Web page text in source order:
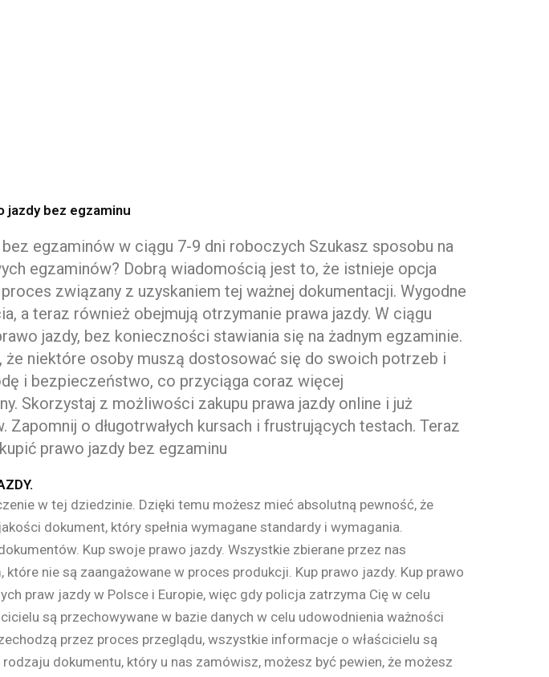
jazdy bez egzaminu
egzaminów w ciągu 7-9 dni roboczych Szukasz sposobu na
egzaminów? Dobrą wiadomością jest to, że istnieje opcja
związany z uzyskaniem tej ważnej dokumentacji. Wygodne
a teraz również obejmują otrzymanie prawa jazdy. W ciągu
jazdy, bez konieczności stawiania się na żadnym egzaminie.
że niektóre osoby muszą dostosować się do swoich potrzeb i
i bezpieczeństwo, co przyciąga coraz więcej
Skorzystaj z możliwości zakupu prawa jazdy online i już
o długotrwałych kursach i frustrujących testach. Teraz
prawo jazdy bez egzaminu
w tej dziedzinie. Dzięki temu możesz mieć absolutną pewność, że
dokument, który spełnia wymagane standardy i wymagania.
Kup swoje prawo jazdy. Wszystkie zbierane przez nas
nie są zaangażowane w proces produkcji. Kup prawo jazdy. Kup prawo
praw jazdy w Polsce i Europie, więc gdy policja zatrzyma Cię w celu
są przechowywane w bazie danych w celu udowodnienia ważności
przez proces przeglądu, wszystkie informacje o właścicielu są
dokumentu, który u nas zamówisz, możesz być pewien, że możesz